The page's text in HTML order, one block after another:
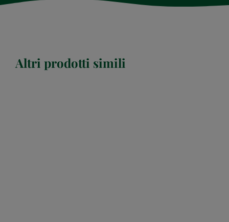
Altri prodotti simili